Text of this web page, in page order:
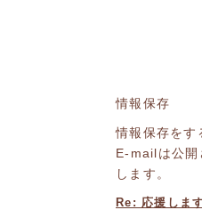
情報保存
情報保存をす
E-mailは公開
します。
Re: 応援しま